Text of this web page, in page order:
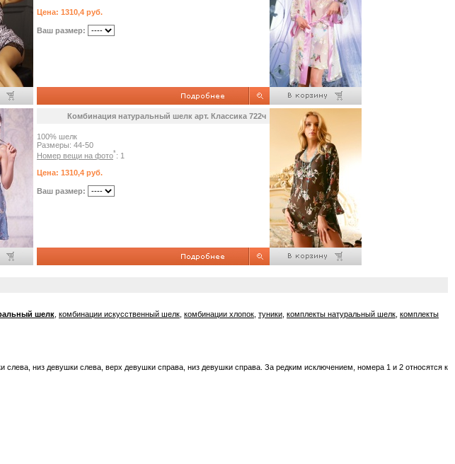
Цена: 1310,4 руб.
Ваш размер:
Комбинация натуральный шелк арт. Классика 722ч
100% шелк
Размеры: 44-50
Номер вещи на фото*: 1
Цена: 1310,4 руб.
Ваш размер:
шелк комбинации искусственный шелк комбинации хлопок туники комплекты натуральный шелк комплекты
низ девушки слева, верх девушки справа, низ девушки справа. За редким исключением, номера 1 и 2 относятся к